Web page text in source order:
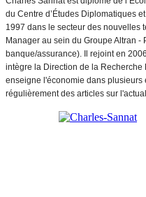
du Centre d’Études Diplomatiques
1997 dans le secteur des nouvelles
Manager au sein du Groupe Altran -
banque/assurance). Il rejoint en
intègre la Direction de la Recherche
enseigne l'économie dans
régulièrement des articles sur